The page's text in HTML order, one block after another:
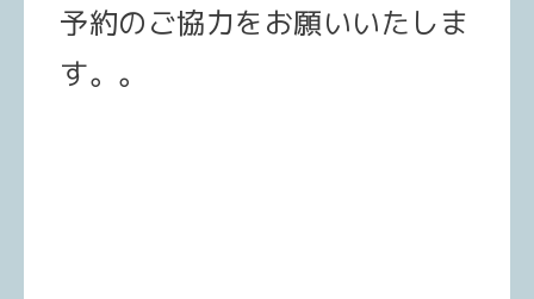
予約のご協力をお願いいたしま
す。。